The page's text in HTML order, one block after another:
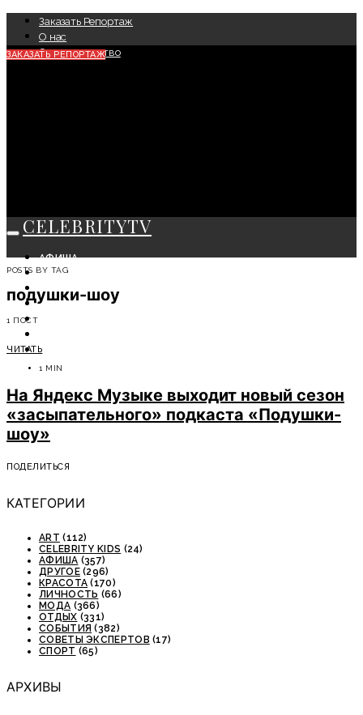
Заказать Репортаж
О нас
Сотрудничество
ЗАКАЗАТЬ РЕПОРТАЖ
CELEBRITYTV
АФИША
СОБЫТИЯ
КРАСОТА
МОДА
СОВЕТЫ ЭКСПЕРТОВ
POSTS BY TAG
подушки-шоу
1 ПОСТ
ЧИТАТЬ
1 MIN
На Яндекс Музыке выходит новый сезон
«засыпательного» подкаста «Подушки-
шоу»
ПОДЕЛИТЬСЯ
КАТЕГОРИИ
ART (112)
CELEBRITY KIDS (24)
АФИША (357)
ДРУГОЕ(296)
КРАСОТА (170)
ЛИЧНОСТЬ (66)
МОДА (366)
ОТДЫХ (331)
СОБЫТИЯ (382)
СОВЕТЫ ЭКСПЕРТОВ (17)
СПОРТ (65)
АРХИВЫ